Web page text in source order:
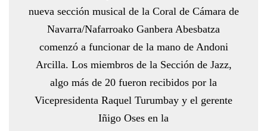
nueva sección musical de la Coral de Cámara de
Navarra/Nafarroako Ganbera Abesbatza
comenzó a funcionar de la mano de Andoni
Arcilla. Los miembros de la Sección de Jazz,
algo más de 20 fueron recibidos por la
Vicepresidenta Raquel Turumbay y el gerente
Iñigo Oses en la